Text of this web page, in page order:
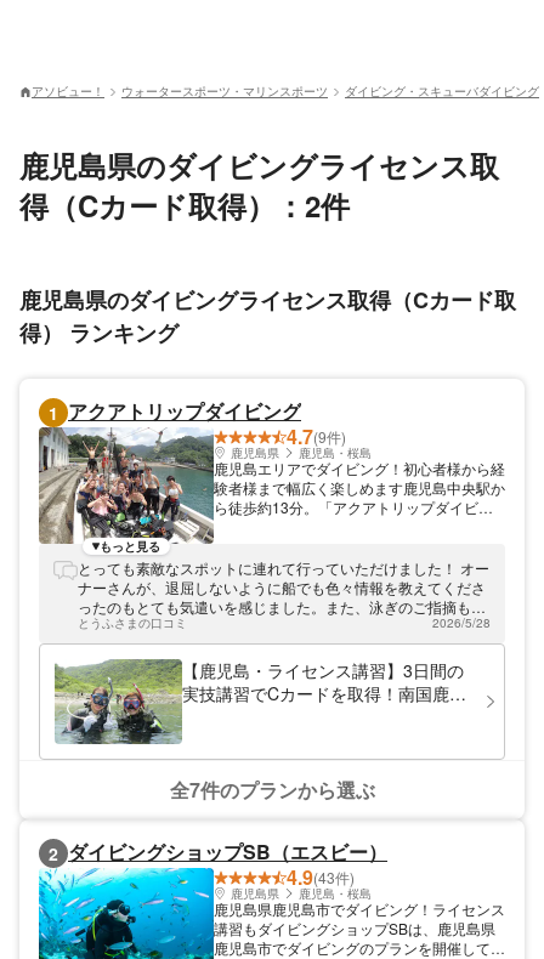
アソビュー！ ウォータースポーツ・マリンスポーツ ダイビング・スキューバダイビング
鹿児島県のダイビングライセンス取
得（Cカード取得）：2件
鹿児島県のダイビングライセンス取得（Cカード取
得） ランキング
1 アクアトリップダイビング
4.7(9件)
鹿児島県 鹿児島・桜島
鹿児島エリアでダイビング！初心者様から経
験者様まで幅広く楽しめます鹿児島中央駅か
ら徒歩約13分。「アクアトリップダイビン
ら経験者まで楽しめるプランを用意していま
す。経験豊富なスタッフがご案内！安全第一
のダイビングを満喫しましょう。
もっと見る
とっても素敵なスポットに連れて行っていただけました！ オー
ナーさんが、退屈しないように船でも色々情報を教えてくださ
ったのもとても気遣いを感じました。また、泳ぎのご指摘もい
ただけて有難かったです。 ありがとうございました。
とうふさまの口コミ 2026/5/28
【鹿児島・ライセンス講習】3日間の
実技講習でCカードを取得！南国鹿児
全7件のプランから選ぶ
2 ダイビングショップSB（エスビー）
4.9(43件)
鹿児島県 鹿児島・桜島
鹿児島県鹿児島市でダイビング！ライセンス
講習もダイビングショップSBは、鹿児島県
鹿児島市でダイビングのプランを開催してお